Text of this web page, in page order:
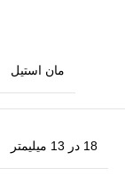
مان استیل
18 در 13 میلیمتر